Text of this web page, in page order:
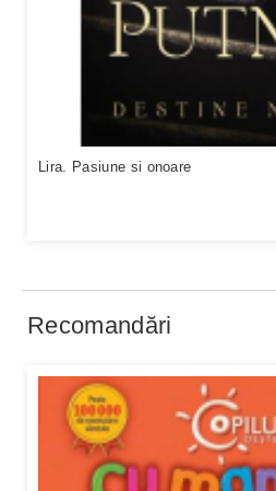
Lira. Pasiune si onoare
Recomandări